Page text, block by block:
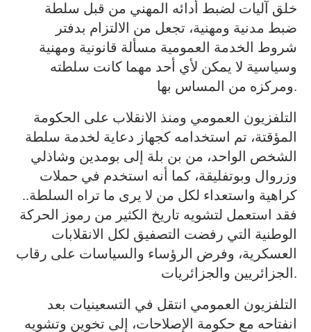
خلق آليات لضبط أدائه المهني من قبل سلطة
ضبط مدنية ومهنية، تجعل من الالتزام بدفتر
شروط الخدمة العمومية مسألة قانونية ومهنية
وسياسية لا يمكن لأي أحد مهما كانت سلطته
ومركزه من المساس بها.
التلفزيون العمومي ومنذ الانقلاب على الحكومة
المؤقتة، تم استخدامه كجهاز دعاية لخدمة سلطة
الشخص الواحد، من بن بلة إلى بومدين وشاذلي
وزروال وبوتفليقة، كما أنه استخدم في حملات
كراهية واستعداء لكل من لا يرى ما تراه السلطة..
فقد استعمل لتشويه تاريخ الكثير من رموز الحركة
الوطنية التي رفضت التصفيق لكل الانقلابات
العسكرية، وفرض الرؤساء والسياسات على رقاب
الجزائريين والجزائريات.
التلفزيون العمومي انتقل في التسعينيات بعد
انفتاحه مع حكومة الإصلاحات، إلى تخوين وتشويه